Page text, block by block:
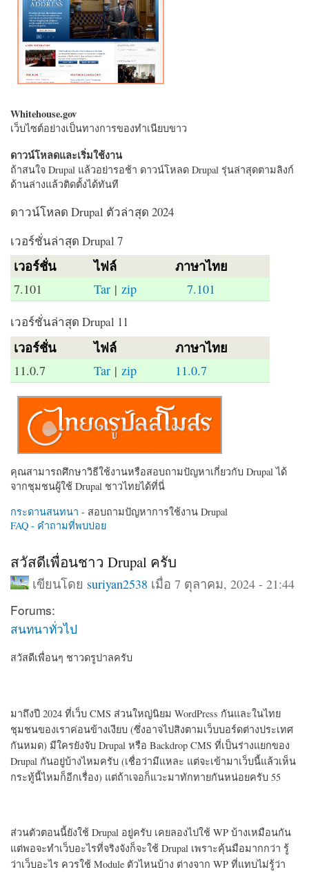
Whitehouse.gov
เว็บไซต์อย่างเป็นทางการของทำเนียบขาว
ดาวน์โหลดและเริ่มใช้งาน
ถ้าสนใจ Drupal แล้วอย่ารอช้า ดาวน์โหลด Drupal รุ่นล่าสุดตามลิงก์
ด้านล่างแล้วติดตั้งได้ทันที
ดาวน์โหลด Drupal ตัวล่าสุด 2024
เวอร์ชั่นล่าสุด Drupal 7
เวอร์ชั่น ไฟล์ ภาษาไทย
7.101 Tar |zip 7.101
เวอร์ชั่นล่าสุด Drupal 11
เวอร์ชั่น ไฟล์ ภาษาไทย
11.0.7 Tar | zip 11.0.7
คุณสามารถศึกษาวิธีใช้งานหรือสอบถามปัญหาเกี่ยวกับ Drupal ได้
จากชุมชนผู้ใช้ Drupal ชาวไทยได้ที่นี่
กระดานสนทนา - สอบถามปัญหาการใช้งาน Drupal
FAQ - คำถามที่พบบ่อย
สวัสดีเพื่อนชาว Drupal ครับ
เขียนโดย suriyan2538 เมื่อ 7 ตุลาคม, 2024 - 21:44
Forums:
สนทนาทั่วไป
สวัสดีเพื่อนๆ ชาวดรูปาลครับ
มาถึงปี 2024 ที่เว็บ CMS ส่วนใหญ่นิยม WordPress กันและในไทย
ชุมชนของเราค่อนข้างเงียบ (ซึ่งอาจไปสิงตามเว็บบอร์ดต่างประเทศ
กันหมด) มีใครยังจับ Drupal หรือ Backdrop CMS ที่เป็นร่างแยกของ
Drupal กันอยู่บ้างไหมครับ (เชื่อว่ามีแหละ แต่จะเข้ามาเว็บนี้แล้วเห็น
กระทู้นี้ไหมก็อีกเรื่อง) แต่ถ้าเจอก็แวะมาทักทายกันหน่อยครับ 55
ส่วนตัวตอนนี้ยังใช้ Drupal อยู่ครับ เคยลองไปใช้ WP บ้างเหมือนกัน
แต่พอจะทำเว็บอะไรที่จริงจังก็จะใช้ Drupal เพราะคุ้นมือมากกว่า รู้
ว่าเว็บอะไร ควรใช้ Module ตัวไหนบ้าง ต่างจาก WP ที่แทบไม่รู้ว่า